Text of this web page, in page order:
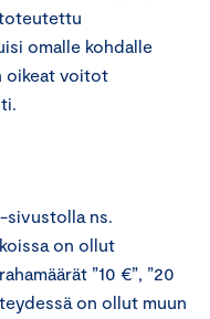
omalle kohdalle
oikeat voitot
ns.
on ollut
”10 €”, ”20
on ollut muun